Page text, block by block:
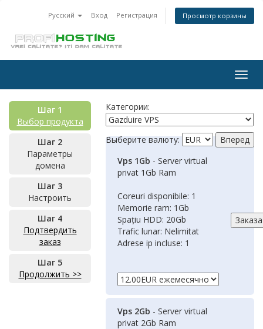
Русский Вход Регистрация Просмотр корзины
Шаг 1
Выбор продукта
Шаг 2
Параметры
домена
Шаг 3
Настроить
Шаг 4
Подтвердить
заказ
Шаг 5
Продолжить >>
Категории:
Выберите валюту:
Vps 1Gb - Server virtual
privat 1Gb Ram
Coreuri disponibile: 1
Memorie ram: 1Gb
Spațiu HDD: 20Gb
Trafic lunar: Nelimitat
Adrese ip incluse: 1
Vps 2Gb - Server virtual
privat 2Gb Ram